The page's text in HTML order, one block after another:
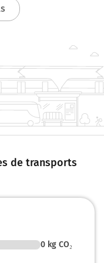
de transports
0 kg CO₂